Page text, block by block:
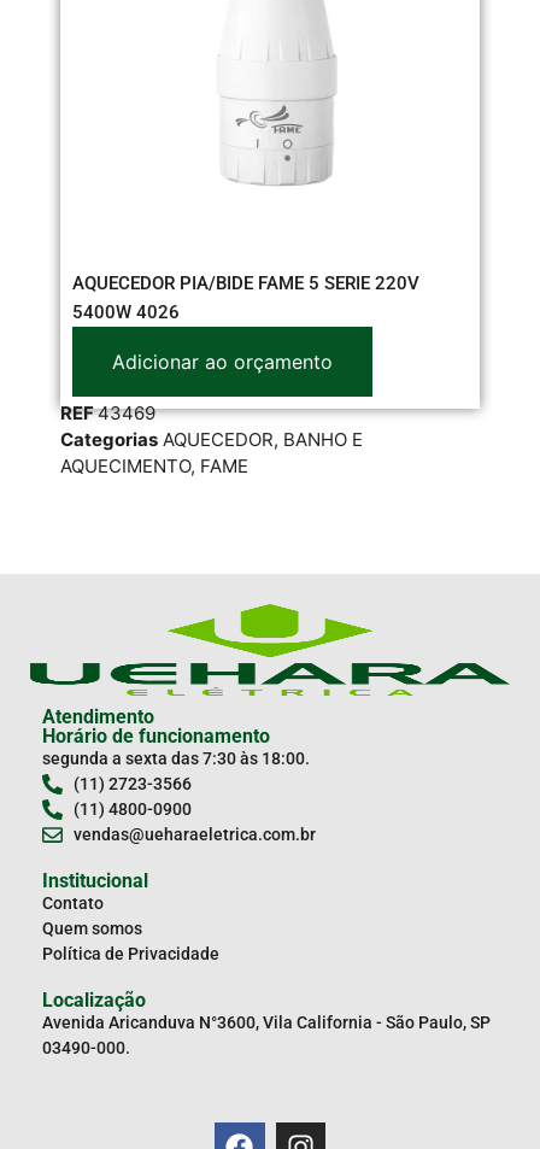
AQUECEDOR PIA/BIDE FAME 5 SERIE 220V
5400W 4026
Adicionar ao orçamento
REF43469
Categorias AQUECEDOR, BANHO E
AQUECIMENTO, FAME
Atendimento
Horário de funcionamento
segunda a sexta das 7:30 às 18:00.
(11) 2723-3566
(11) 4800-0900
vendas@ueharaeletrica.com.br
Institucional
Contato
Quem somos
Política de Privacidade
Localização
Avenida Aricanduva N°3600, Vila California - São Paulo, SP
03490-000.